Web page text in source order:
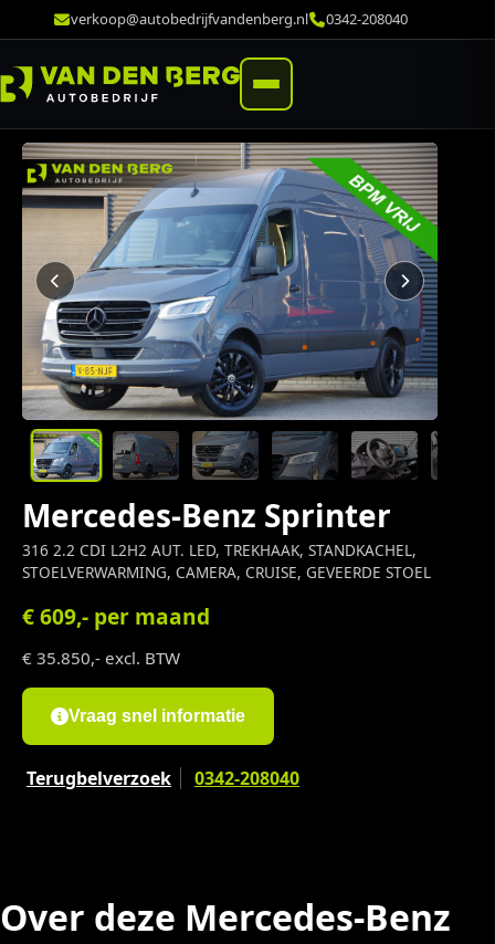
verkoop@autobedrijfvandenberg.nl 0342-208040
Mercedes-Benz Sprinter
316 2.2 CDI L2H2 AUT. LED, TREKHAAK, STANDKACHEL,
STOELVERWARMING, CAMERA, CRUISE, GEVEERDE STOEL
€ 609,- per maand
€ 35.850,- excl. BTW
Vraag snel informatie
Terugbelverzoek 0342-208040
Over deze Mercedes-Benz